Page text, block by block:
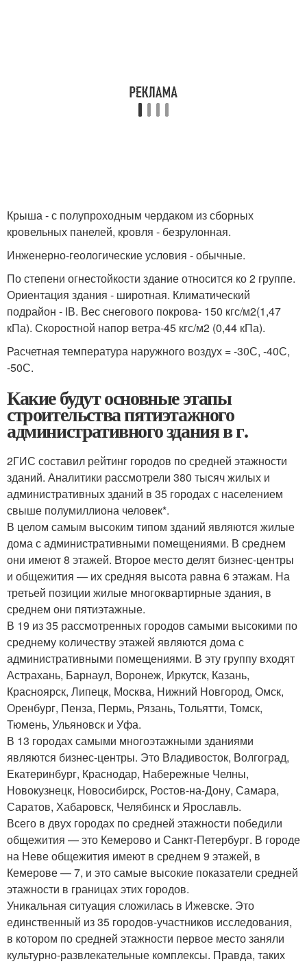
Крыша - с полупроходным чердаком из сборных
кровельных панелей, кровля - безрулонная.
Инженерно-геологические условия - обычные.
По степени огнестойкости здание относится ко 2 группе.
Ориентация здания - широтная. Климатический
подрайон - ІВ. Вес снегового покрова- 150 кгс/м2(1,47
кПа). Скоростной напор ветра-45 кгс/м2 (0,44 кПа).
Расчетная температура наружного воздух = -30С, -40С,
-50С.
Какие будут основные этапы
строительства пятиэтажного
административного здания в г.
2ГИС составил рейтинг городов по средней этажности
зданий. Аналитики рассмотрели 380 тысяч жилых и
административных зданий в 35 городах с населением
свыше полумиллиона человек*.
В целом самым высоким типом зданий являются жилые
дома с административными помещениями. В среднем
они имеют 8 этажей. Второе место делят бизнес-центры
и общежития — их средняя высота равна 6 этажам. На
третьей позиции жилые многоквартирные здания, в
среднем они пятиэтажные.
В 19 из 35 рассмотренных городов самыми высокими по
среднему количеству этажей являются дома с
административными помещениями. В эту группу входят
Астрахань, Барнаул, Воронеж, Иркутск, Казань,
Красноярск, Липецк, Москва, Нижний Новгород, Омск,
Оренбург, Пенза, Пермь, Рязань, Тольятти, Томск,
Тюмень, Ульяновск и Уфа.
В 13 городах самыми многоэтажными зданиями
являются бизнес-центры. Это Владивосток, Волгоград,
Екатеринбург, Краснодар, Набережные Челны,
Новокузнецк, Новосибирск, Ростов-на-Дону, Самара,
Саратов, Хабаровск, Челябинск и Ярославль.
Всего в двух городах по средней этажности победили
общежития — это Кемерово и Санкт-Петербург. В городе
на Неве общежития имеют в среднем 9 этажей, в
Кемерове — 7, и это самые высокие показатели средней
этажности в границах этих городов.
Уникальная ситуация сложилась в Ижевске. Это
единственный из 35 городов-участников исследования,
в котором по средней этажности первое место заняли
культурно-развлекательные комплексы. Правда, таких